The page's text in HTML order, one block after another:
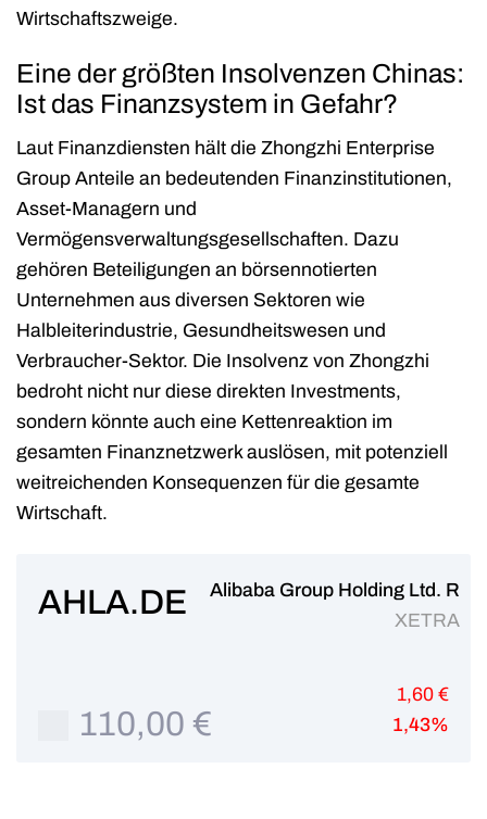
Wirtschaftszweige.
Eine der größten Insolvenzen Chinas:
Ist das Finanzsystem in Gefahr?
Laut Finanzdiensten hält die Zhongzhi Enterprise
Group Anteile an bedeutenden Finanzinstitutionen,
Asset-Managern und
Vermögensverwaltungsgesellschaften. Dazu
gehören Beteiligungen an börsennotierten
Unternehmen aus diversen Sektoren wie
Halbleiterindustrie, Gesundheitswesen und
Verbraucher-Sektor. Die Insolvenz von Zhongzhi
bedroht nicht nur diese direkten Investments,
sondern könnte auch eine Kettenreaktion im
gesamten Finanznetzwerk auslösen, mit potenziell
weitreichenden Konsequenzen für die gesamte
Wirtschaft.
AHLA.DE
Alibaba Group Holding Ltd. R
XETRA
110,00 €
1,60 €
1,43%